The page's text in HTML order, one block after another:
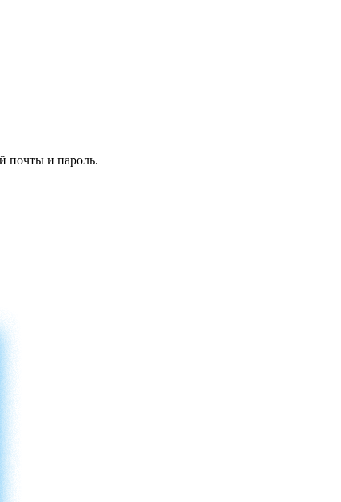
почты и пароль.